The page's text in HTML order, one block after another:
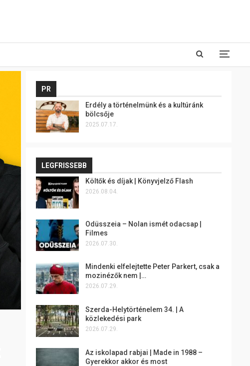
PR
Erdély a történelmünk és a kultúránk
bölcsője
2025.07.17.
LEGFRISSEBB
Költők és díjak | Könyvjelző Flash
2026.08.04.
Odüsszeia – Nolan ismét odacsap |
Filmes
2026.07.30.
Mindenki elfelejtette Peter Parkert, csak a
mozinézők nem |…
2026.07.29.
Szerda-Helytörténelem 34. | A
közlekedési park
2026.07.29.
Az iskolapad rabjai | Made in 1988 –
Gyerekkor akkor és most